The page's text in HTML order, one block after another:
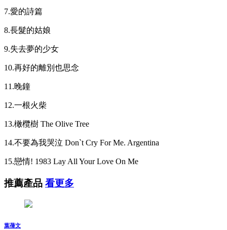
7.愛的詩篇
8.長髮的姑娘
9.失去夢的少女
10.再好的離別也思念
11.晚鐘
12.一根火柴
13.橄欖樹 The Olive Tree
14.不要為我哭泣 Don`t Cry For Me. Argentina
15.戀情! 1983 Lay All Your Love On Me
推薦產品 看更多
葉蒨文